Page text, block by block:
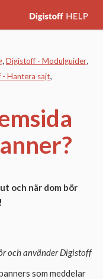
Digistoff - Modulguider
Hantera sajt
och när dom bör
och använder Digistoff
som meddelar